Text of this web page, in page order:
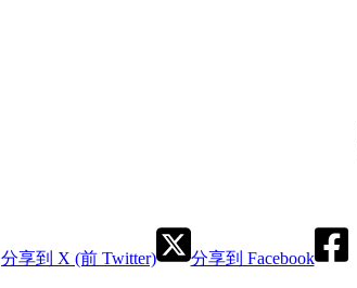
分享到 X (前 Twitter) 分享到 Facebook